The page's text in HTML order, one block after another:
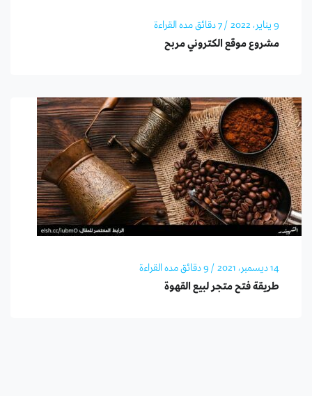
9 يناير، 2022 / 7 دقائق مده القراءة
مشروع موقع الكتروني مربح
14 ديسمبر، 2021 / 9 دقائق مده القراءة
طريقة فتح متجر لبيع القهوة